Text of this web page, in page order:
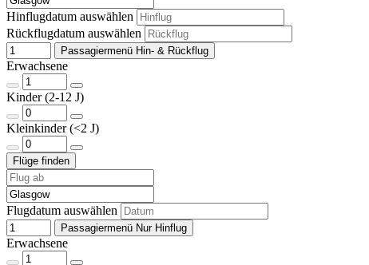
Hinflugdatum auswählen
Rückflugdatum auswählen
Passagiermenü Hin- & Rückflug
Erwachsene
Kinder (2-12 J)
Kleinkinder (<2 J)
Flugdatum auswählen
Passagiermenü Nur Hinflug
Erwachsene